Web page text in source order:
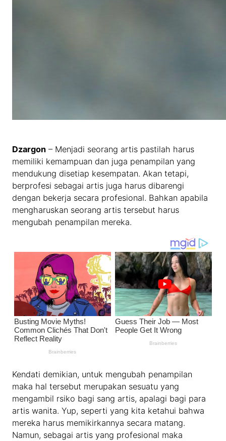
Dzargon – Menjadi seorang artis pastilah harus
memiliki kemampuan dan juga penampilan yang
mendukung disetiap kesempatan. Akan tetapi,
berprofesi sebagai artis juga harus dibarengi
dengan bekerja secara profesional. Bahkan apabila
mengharuskan seorang artis tersebut harus
mengubah penampilan mereka.
Kendati demikian, untuk mengubah penampilan
maka hal tersebut merupakan sesuatu yang
mengambil rsiko bagi sang artis, apalagi bagi para
artis wanita. Yup, seperti yang kita ketahui bahwa
mereka harus memikirkannya secara matang.
Namun, sebagai artis yang profesional maka